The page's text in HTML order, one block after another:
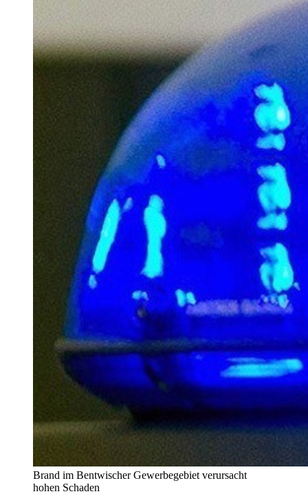
Brand im Bentwischer Gewerbegebiet verursacht
hohen Schaden